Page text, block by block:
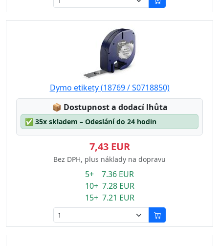
Dymo etikety (18769 / S0718850)
📦 Lagerstatus:
Dostupnost a dodací lhůta
✅ 35x skladem – Odeslání do 24 hodin
7,43 EUR
Bez DPH, plus náklady na dopravu
5+ 7.36 EUR
10+ 7.28 EUR
15+ 7.21 EUR